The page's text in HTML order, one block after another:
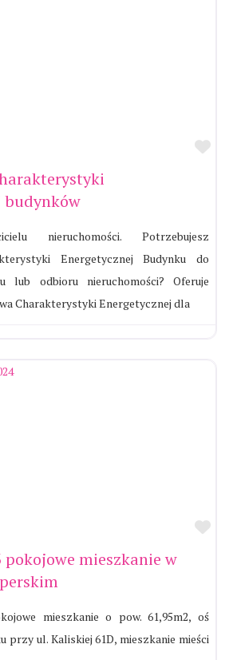
budynków
nieruchomości. Potrzebujesz
Energetycznej Budynku do
lub odbioru nieruchomości? Oferuje
Charakterystyki Energetycznej dla
pokojowe mieszkanie w
mieszkanie o pow. 61,95m2, oś
przy ul. Kaliskiej 61D, mieszkanie mieści